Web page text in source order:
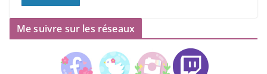
Me suivre sur les réseaux